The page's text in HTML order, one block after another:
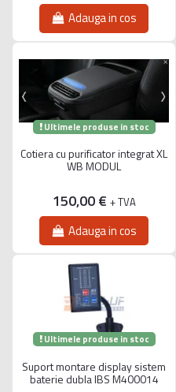
Adauga in cos
Ultimele produse in stoc
Cotiera cu purificator integrat XL
WB MODUL
150,00 € + TVA
Adauga in cos
Ultimele produse in stoc
Suport montare display sistem
baterie dubla IBS M400014